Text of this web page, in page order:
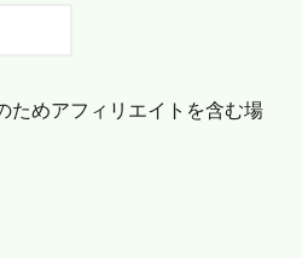
ためアフィリエイトを含む場